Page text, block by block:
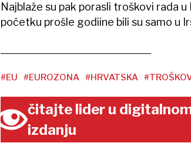
Najblaže su pak porasli troškovi rada
početku prošle godiine bili su samo u
#EU #EUROZONA #HRVATSKA
čitajte lider u
izdanju